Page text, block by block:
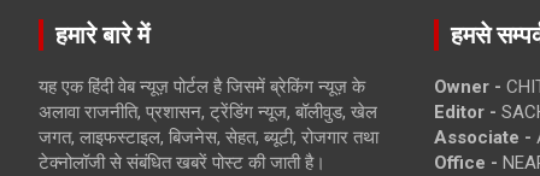
हमारे बारे में
यह एक हिंदी वेब न्यूज़ पोर्टल है जिसमें ब्रेकिंग न्यूज़ के
अलावा राजनीति, प्रशासन, ट्रेंडिंग न्यूज, बॉलीवुड, खेल
जगत, लाइफस्टाइल, बिजनेस, सेहत, ब्यूटी, रोजगार तथा
टेक्नोलॉजी से संबंधित खबरें पोस्ट की जाती है।
हमसे
Owner -
Editor -
Associate -
Office -